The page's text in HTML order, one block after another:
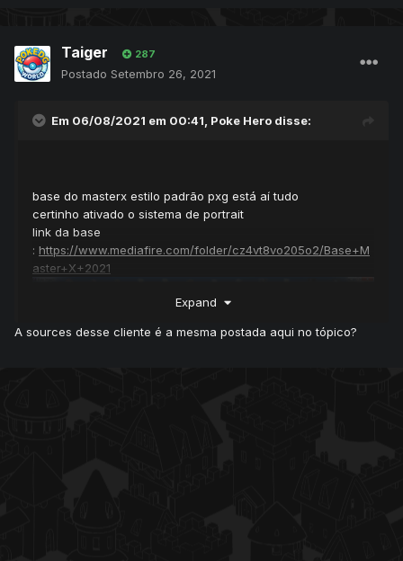
Taiger 287
Postado Setembro 26, 2021
Em 06/08/2021 em 00:41, Poke Hero disse:
base do masterx estilo padrão pxg está aí tudo
certinho ativado o sistema de portrait
link da base
: https://www.mediafire.com/folder/cz4vt8vo205o2/Base+M
aster+X+2021
Expand
A sources desse cliente é a mesma postada aqui no tópico?